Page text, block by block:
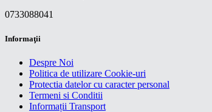
0733088041
Informaţii
Despre Noi
Politica de utilizare Cookie-uri
Protectia datelor cu caracter personal
Termeni si Conditii
Informații Transport